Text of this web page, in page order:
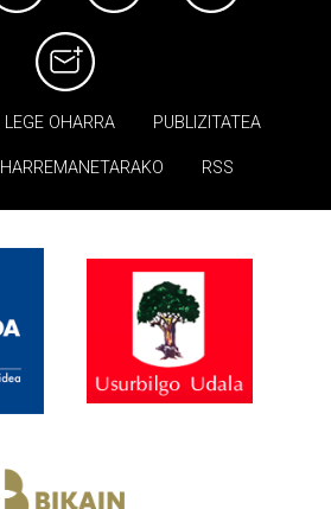
LEGE OHARRA PUBLIZITATEA
HARREMANETARAKO RSS